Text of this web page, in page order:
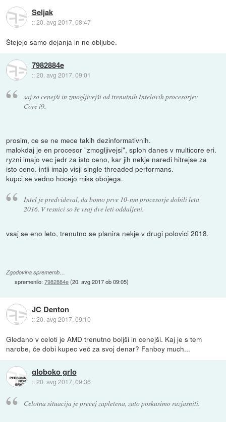
Seljak
::20. avg 2017, 08:47
Štejejo samo dejanja in ne obljube.
7982884e
::20. avg 2017, 09:01
saj so cenejši in zmogljivejši od trenutnih Intelovih procesorjev
Core i9.
prosim, ce se ne mece takih dezinformativnih.
malokdaj je en procesor "zmogljivejsi", sploh danes v multicore eri.
ryzni imajo vec jedr za isto ceno, kar jih nekje naredi hitrejse za
isto ceno. intli imajo visji single threaded performans.
kupci se vedno hocejo miks obojega.
Intel je predvideval, da bomo prve 10-nm procesorje dobili leta
2016. V resnici so še vsaj dve leti oddaljeni.
vsaj se eno leto, trenutno se planira nekje v drugi polovici 2018.
Zgodovina sprememb…
spremenilo:7982884e(20. avg 2017 ob 09:05)
JC Denton
::20. avg 2017, 09:10
Gledano v celoti je AMD trenutno boljši in cenejši. Kaj je s tem
narobe, če dobi kupec več za svoj denar? Fanboy much...
globoko grlo
::20. avg 2017, 09:36
Celotna situacija je precej zapletena, zato poskusimo razjasniti.